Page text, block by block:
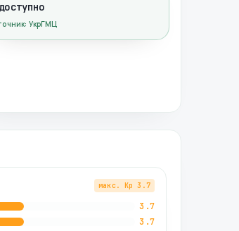
УкрГМЦ
макс. Kp 3.7
3.7
3.7